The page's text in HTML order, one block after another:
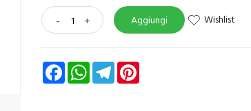
- + Aggiungi Wishlist
FacebookWhatsAppTelegram